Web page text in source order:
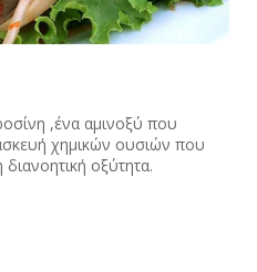
,ένα αμινοξύ που
χημικών ουσιών που
οξύτητα.